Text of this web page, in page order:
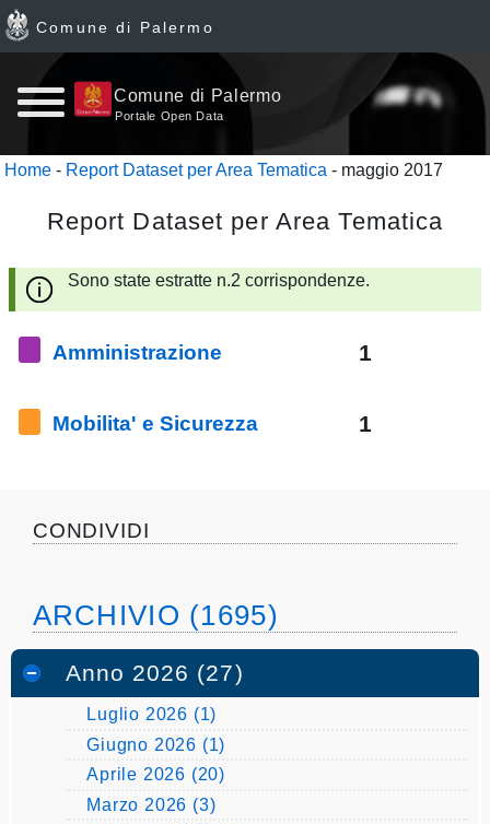
Home
Dataset
Ultimi
dataset
Documenti
Linee
Comune di Palermo
Comune di Palermo
Portale Open Data
Home - Report Dataset per Area Tematica - maggio 2017
Report Dataset per Area Tematica
Sono state estratte n.2 corrispondenze.
Amministrazione 1
Mobilita' e Sicurezza 1
CONDIVIDI
ARCHIVIO (1695)
Anno 2026 (27)
Luglio 2026 (1)
Giugno 2026 (1)
Aprile 2026 (20)
Marzo 2026 (3)